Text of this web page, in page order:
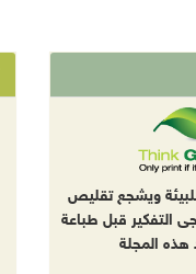
ويشجع تقليص
التفكير قبل طباعة
المجلة